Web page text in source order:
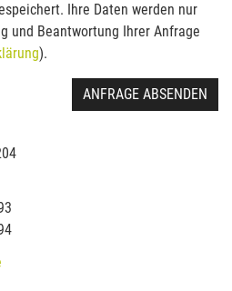
Ihre Daten werden nur
und Beantwortung Ihrer Anfrage
).
ANFRAGE ABSENDEN